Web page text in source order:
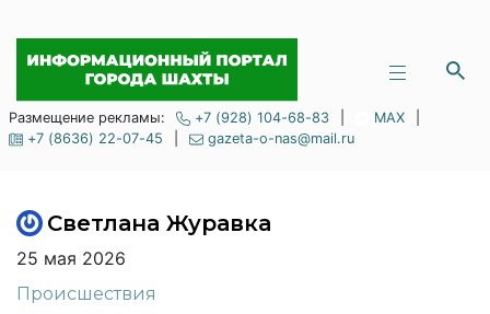
Размещение рекламы: +7 (928) 104-68-83 MAX
+7 (8636) 22-07-45
gazeta-o-nas@mail.ru
Светлана Журавка
25 мая 2026
Происшествия